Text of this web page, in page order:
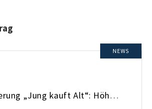
NEWS
KfW-Förderung „Jung kauft Alt“: Höhere Kredite ab August 2026